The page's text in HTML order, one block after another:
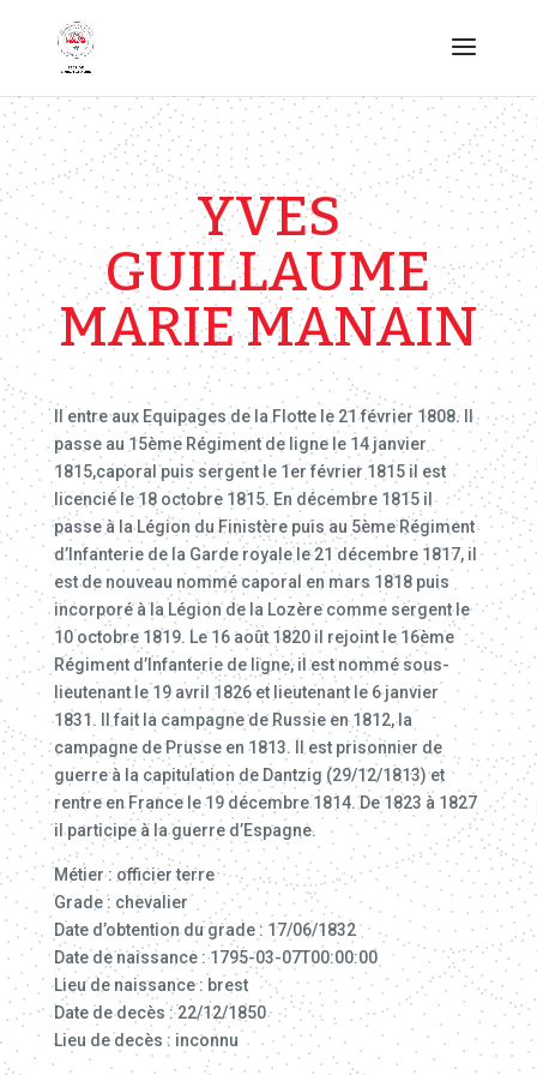
YVES
GUILLAUME
MARIE MANAIN
Il entre aux Equipages de la Flotte le 21 février 1808. Il
passe au 15ème Régiment de ligne le 14 janvier
1815,caporal puis sergent le 1er février 1815 il est
licencié le 18 octobre 1815. En décembre 1815 il
passe à la Légion du Finistère puis au 5ème Régiment
d’Infanterie de la Garde royale le 21 décembre 1817, il
est de nouveau nommé caporal en mars 1818 puis
incorporé à la Légion de la Lozère comme sergent le
10 octobre 1819. Le 16 août 1820 il rejoint le 16ème
Régiment d’Infanterie de ligne, il est nommé sous-
lieutenant le 19 avril 1826 et lieutenant le 6 janvier
1831. Il fait la campagne de Russie en 1812, la
campagne de Prusse en 1813. Il est prisonnier de
guerre à la capitulation de Dantzig (29/12/1813) et
rentre en France le 19 décembre 1814. De 1823 à 1827
il participe à la guerre d’Espagne.
Métier : officier terre
Grade : chevalier
Date d’obtention du grade : 17/06/1832
Date de naissance : 1795-03-07T00:00:00
Lieu de naissance : brest
Date de decès : 22/12/1850
Lieu de decès : inconnu